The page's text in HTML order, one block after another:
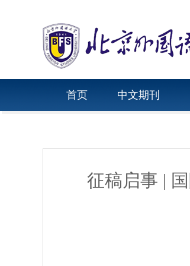
首页 中文期刊
征稿启事 |